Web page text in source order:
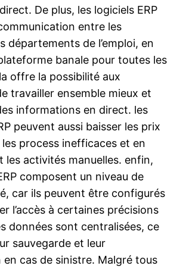
De plus, les logiciels ERP
entre les
départements de l’emploi, en
banale pour toutes les
offre la possibilité aux
travailler ensemble mieux et
informations en direct. les
peuvent aussi baisser les prix
process inefficaces et en
les activités manuelles. enfin,
composent un niveau de
car ils peuvent être configurés
l’accès à certaines précisions
données sont centralisées, ce
sauvegarde et leur
en cas de sinistre. Malgré tous